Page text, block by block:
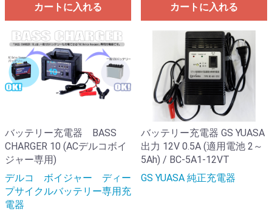
カートに入れる カートに入れる
バッテリー充電器 BASS
CHARGER 10 (ACデルコボイ
ジャー専用)
デルコ ボイジャー ディー
プサイクルバッテリー専用充
電器
バッテリー充電器 GS YUASA
出力 12V 0.5A (適用電池 2～
5Ah) / BC-5A1-12VT
GS YUASA 純正充電器